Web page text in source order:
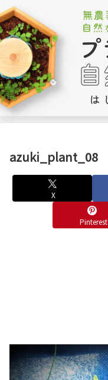
azuki_plant_08
X
Pinterest